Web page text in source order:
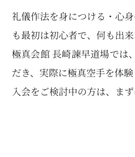
礼儀作法を身につける・心
も最初は初心者で、何も出
極真会館 長崎諫早道場では
だき、実際に極真空手を体
入会をご検討中の方は、ま